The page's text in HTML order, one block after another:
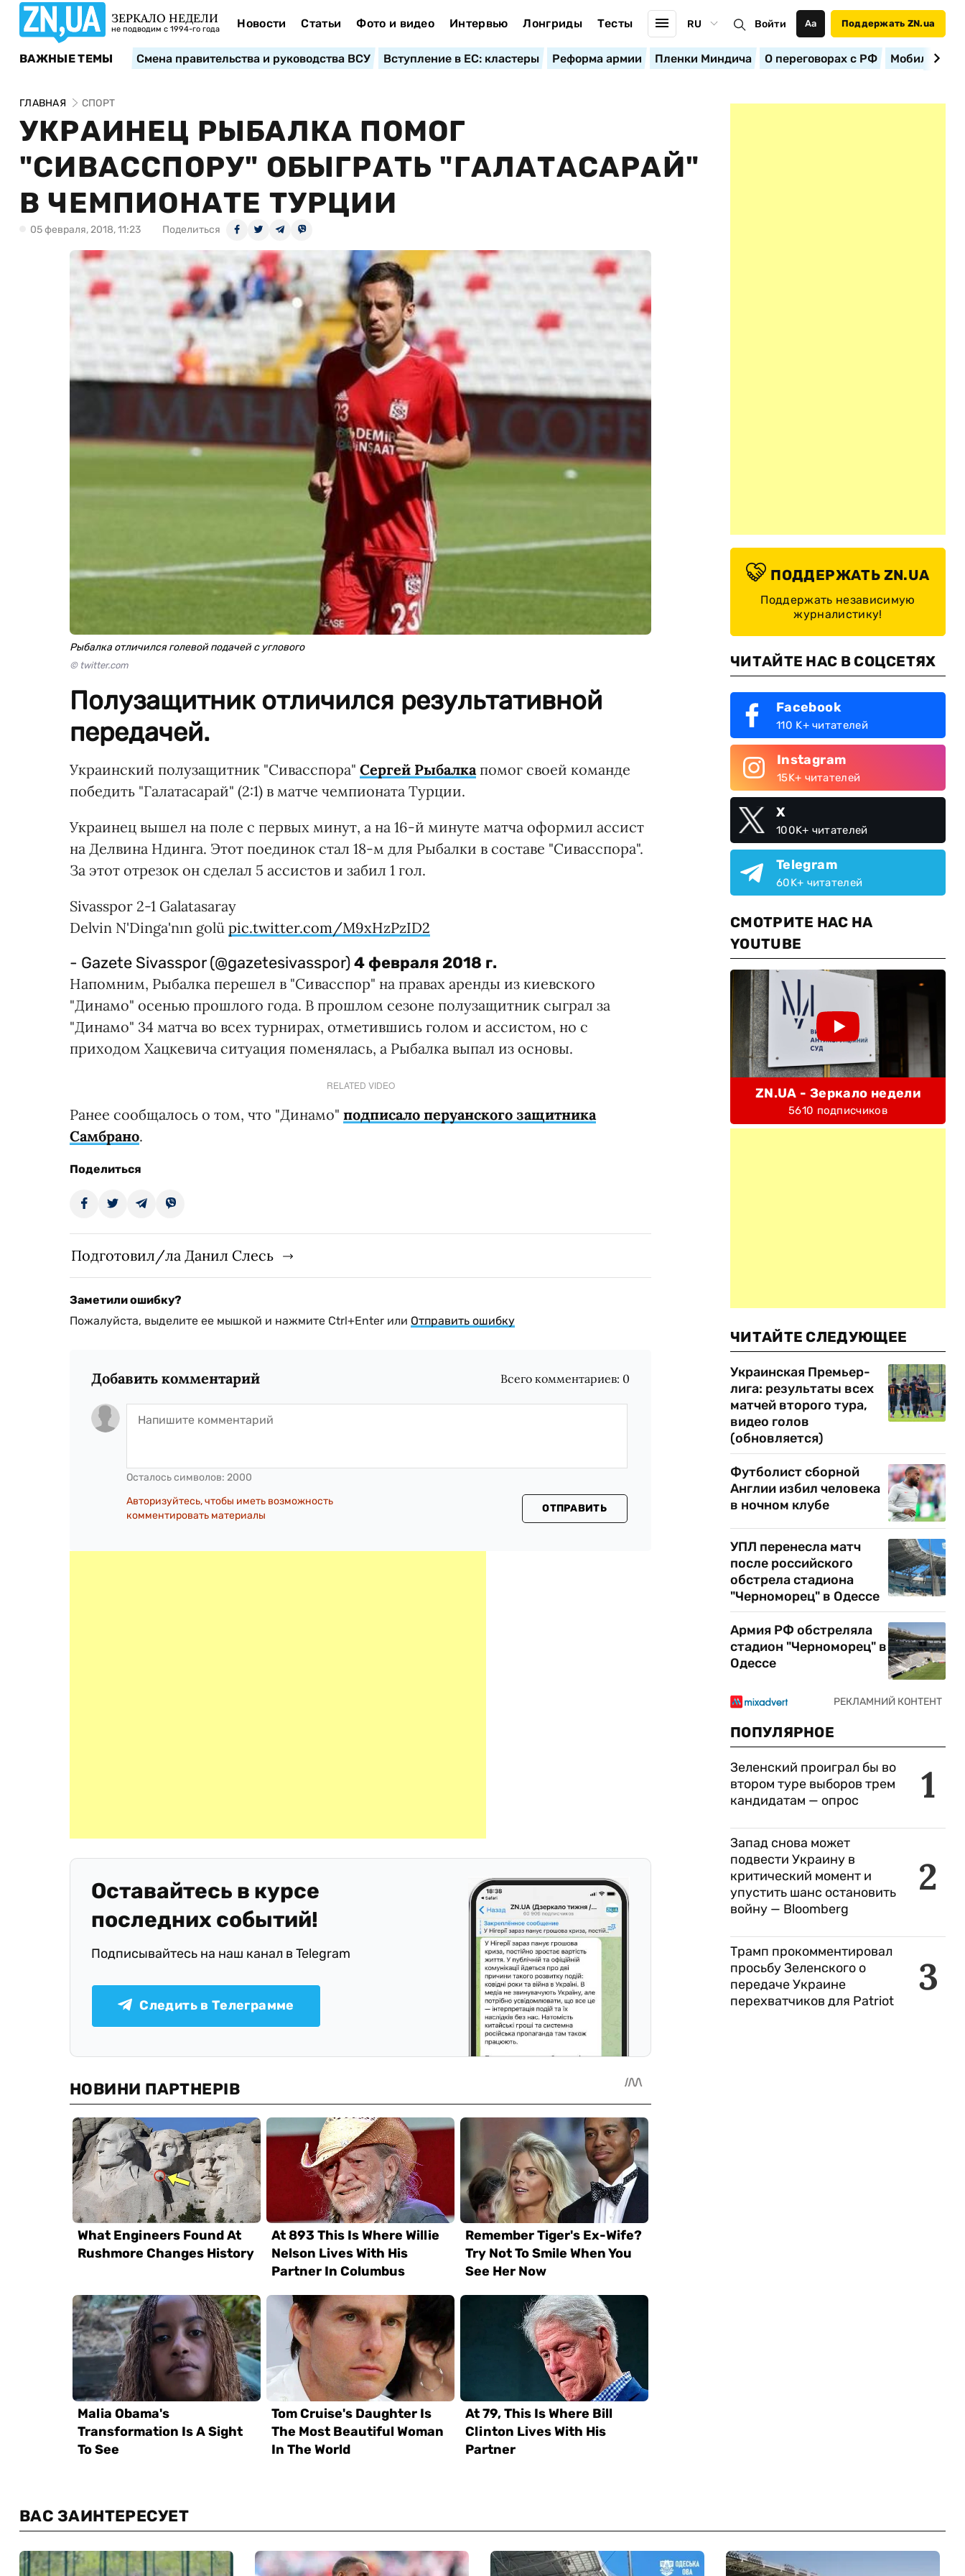
ЗЕРКАЛО НЕДЕЛИ
не подводим с 1994-го года Новости Статьи Фото и видео Интервью Лонгриды Тесты RU Войти Аа Поддержать ZN.ua
ВАЖНЫЕ ТЕМЫ Смена правительства и руководства ВСУ Вступление в ЕС: кластеры Реформа армии Пленки Миндича О переговорах с РФ
ГЛАВНАЯ СПОРТ
УКРАИНЕЦ РЫБАЛКА ПОМОГ
"СИВАССПОРУ" ОБЫГРАТЬ "ГАЛАТАСАРАЙ"
В ЧЕМПИОНАТЕ ТУРЦИИ
05 февраля, 2018, 11:23 Поделиться
Рыбалка отличился голевой подачей с углового
© twitter.com
Полузащитник отличился результативной
передачей.
Украинский полузащитник "Сивасспора" Сергей Рыбалка помог своей команде
победить "Галатасарай" (2:1) в матче чемпионата Турции.
Украинец вышел на поле с первых минут, а на 16-й минуте матча оформил ассист
на Делвина Ндинга. Этот поединок стал 18-м для Рыбалки в составе "Сивасспора".
За этот отрезок он сделал 5 ассистов и забил 1 гол.
Sivasspor 2-1 Galatasaray
Delvin N'Dinga'nın golü pic.twitter.com/M9xHzPzID2
- Gazete Sivasspor (@gazetesivasspor)4 февраля 2018 г.
Напомним, Рыбалка перешел в "Сивасспор" на правах аренды из киевского
"Динамо" осенью прошлого года. В прошлом сезоне полузащитник сыграл за
"Динамо" 34 матча во всех турнирах, отметившись голом и ассистом, но с
приходом Хацкевича ситуация поменялась, а Рыбалка выпал из основы.
RELATED VIDEO
Ранее сообщалось о том, что "Динамо" подписало перуанского защитника
Самбрано.
Поделиться
Подготовил/ла Данил Слесь
Заметили ошибку?
Пожалуйста, выделите ее мышкой и нажмите Ctrl+Enter или Отправить ошибку
Добавить комментарий Всего комментариев: 0
Осталось символов: 2000
Авторизуйтесь, чтобы иметь возможность
комментировать материалы
ОТПРАВИТЬ
Оставайтесь в курсе
последних событий!
Подписывайтесь на наш канал в Telegram
Следить в Телеграмме
ПОДДЕРЖАТЬ ZN.UA
Поддержать независимую
журналистику!
ЧИТАЙТЕ НАС В СОЦСЕТЯХ
Facebook
110 K+ читателей
Instagram
15K+ читателей
X
100K+ читателей
Telegram
60K+ читателей
СМОТРИТЕ НАС НА
YOUTUBE
ZN.UA - Зеркало недели
5610 подписчиков
ЧИТАЙТЕ СЛЕДУЮЩЕЕ
Украинская Премьер-
лига: результаты всех
матчей второго тура,
видео голов
(обновляется)
Футболист сборной
Англии избил человека
в ночном клубе
УПЛ перенесла матч
после российского
обстрела стадиона
"Черноморец" в Одессе
Армия РФ обстреляла
стадион "Черноморец" в
Одессе
ПОПУЛЯРНОЕ
1
Зеленский проиграл бы во
втором туре выборов трем
кандидатам — опрос
2
Запад снова может
подвести Украину в
критический момент и
упустить шанс остановить
войну — Bloomberg
3
Трамп прокомментировал
просьбу Зеленского о
передаче Украине
перехватчиков для Patriot
ВАС ЗАИНТЕРЕСУЕТ